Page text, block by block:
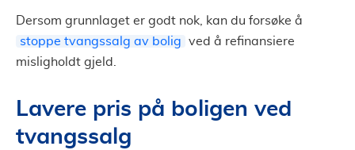
Dersom grunnlaget er godt nok, kan du forsøke å
stoppe tvangssalg av bolig
ved å refinansiere
misligholdt gjeld.
Lavere pris på boligen ved
tvangssalg